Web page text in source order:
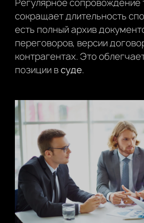
Регулярное сопровождение
сокращает длительность
есть полный архив
переговоров, версии
контрагентах. Это
позиции всуде.